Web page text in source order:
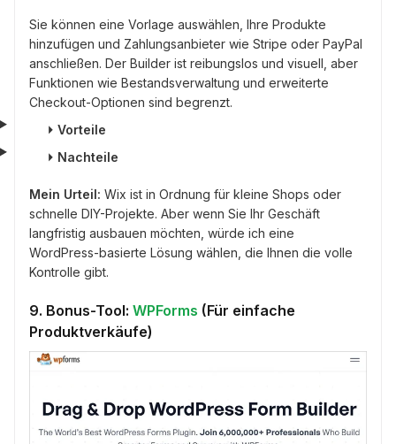
Sie können eine Vorlage auswählen, Ihre Produkte
hinzufügen und Zahlungsanbieter wie Stripe oder PayPal
anschließen. Der Builder ist reibungslos und visuell, aber
Funktionen wie Bestandsverwaltung und erweiterte
Checkout-Optionen sind begrenzt.
⏵ Vorteile
⏵ Nachteile
Mein Urteil: Wix ist in Ordnung für kleine Shops oder
schnelle DIY-Projekte. Aber wenn Sie Ihr Geschäft
langfristig ausbauen möchten, würde ich eine
WordPress-basierte Lösung wählen, die Ihnen die volle
Kontrolle gibt.
9. Bonus-Tool: WPForms (Für einfache
Produktverkäufe)